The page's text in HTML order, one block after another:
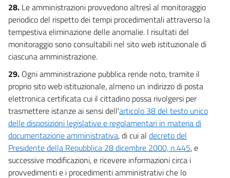
28. Le amministrazioni provvedono altresì al monitoraggio
periodico del rispetto dei tempi procedimentali attraverso la
tempestiva eliminazione delle anomalie. I risultati del
monitoraggio sono consultabili nel sito web istituzionale di
ciascuna amministrazione.
29. Ogni amministrazione pubblica rende noto, tramite il
proprio sito web istituzionale, almeno un indirizzo di posta
elettronica certificata cui il cittadino possa rivolgersi per
trasmettere istanze ai sensi dell'articolo 38 del testo unico
delle disposizioni legislative e regolamentari in materia di
documentazione amministrativa, di cui al decreto del
Presidente della Repubblica 28 dicembre 2000, n.445, e
successive modificazioni, e ricevere informazioni circa i
provvedimenti e i procedimenti amministrativi che lo